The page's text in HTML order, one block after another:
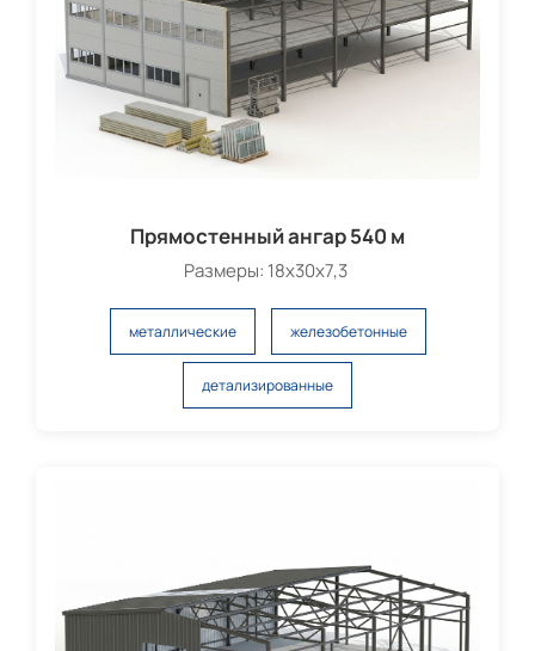
Прямостенный ангар 540 м
Размеры: 18х30х7,3
металлические железобетонные
детализированные